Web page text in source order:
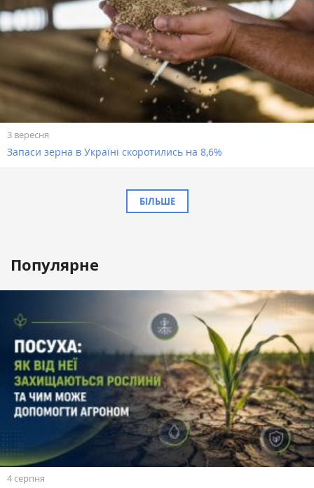
3 вересня
Запаси зерна в Україні скоротились на 8,6%
БІЛЬШЕ
Популярне
4 серпня